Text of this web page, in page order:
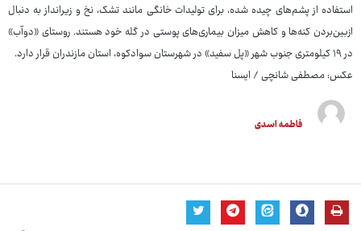
استفاده از پشم‌های چیده شده، برای تولیدات خانگی مانند تشک، نخ و زیرانداز به دنبال
ازبین‌بردن کنه‌ها و کاهش میزان بیماری‌های پوستی در گله خود هستند. روستای «دوآب»
در ۱۹ کیلومتری جنوب شهر «پل سفید» در شهرستان سوادکوه، استان مازندران قرار دارد.
عکس: مصطفی شانچی / ایسنا
فاطمه اسدی